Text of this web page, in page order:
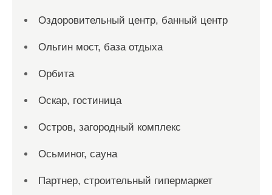
Оздоровительный центр, банный центр
Ольгин мост, база отдыха
Орбита
Оскар, гостиница
Остров, загородный комплекс
Осьминог, сауна
Партнер, строительный гипермаркет